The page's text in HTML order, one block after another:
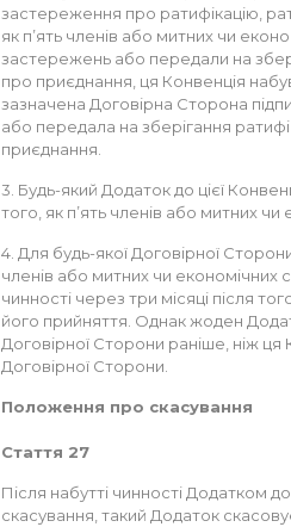
застереження про ратифікацію,
як п’ять членів або митних чи
застережень або передали на
про приєднання, ця Конвенція
зазначена Договірна Сторона
або передала на зберігання
приєднання.
3. Будь-який Додаток до цієї
того, як п’ять членів або митних
4. Для будь-якої Договірної
членів або митних чи економічних
чинності через три місяці після
його прийняття. Однак жоден
Договірної Сторони раніше, ніж ця
Договірної Сторони.
Положення про скасування
Стаття 27
Після набутті чинності Додатком
скасування, такий Додаток